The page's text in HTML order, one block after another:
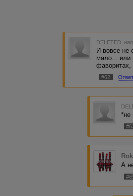
DELETED
И вовсе не
мало... или
фаворитах,
#62
*не
А